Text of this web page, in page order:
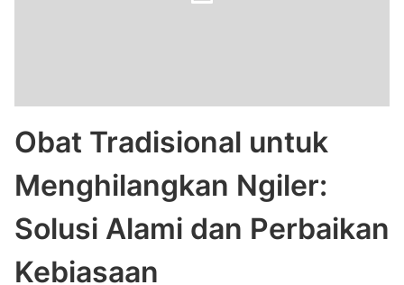
Obat Tradisional untuk
Menghilangkan Ngiler:
Solusi Alami dan Perbaikan
Kebiasaan